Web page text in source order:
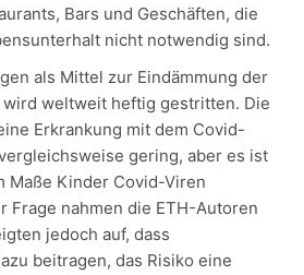
Bars und Geschäften, die
nicht notwendig sind.
als Mittel zur Eindämmung der
wird weltweit heftig gestritten. Die
Erkrankung mit dem Covid-
gering, aber es ist
Maße Kinder Covid-Viren
Frage nahmen die ETH-Autoren
jedoch auf, dass
beitragen, das Risiko eine